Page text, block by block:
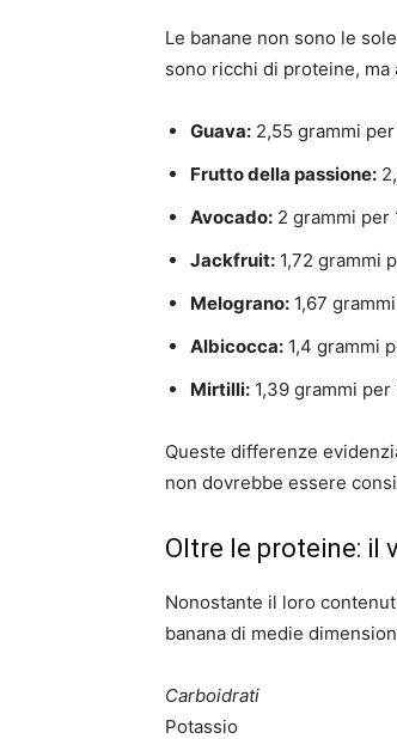
Le banane non sono le
sono ricchi di proteine,
Guava: 2,55 grammi per
Frutto della passione:
Avocado: 2 grammi per
Jackfruit: 1,72 grammi
Melograno: 1,67
Albicocca: 1,4 grammi
Mirtilli: 1,39 grammi per
Queste differenze
non dovrebbe essere
Oltre le proteine: il
Nonostante il loro
banana di medie
Carboidrati
Potassio